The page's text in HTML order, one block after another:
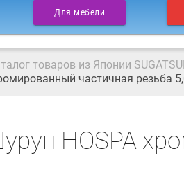
Для мебели
товаров из Японии
частичная резьба
HOSPA